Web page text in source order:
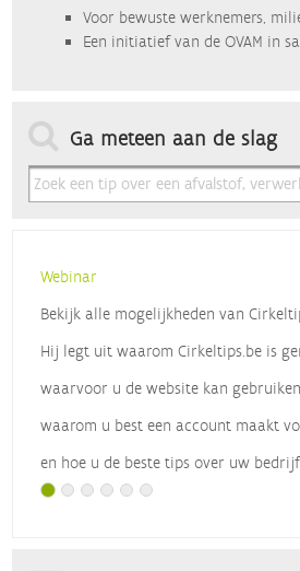
Voor bewuste werknemers,
Een initiatief van de OVAM in
Ga meteen aan de slag
Webinar
Bekijk alle mogelijkheden van
Hij legt uit waarom Cirkeltips.be is
waarvoor u de website kan
waarom u best een account maakt
en hoe u de beste tips over uw